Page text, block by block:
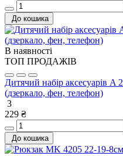
До кошика
В наявності
ТОП ПРОДАЖІВ
Дитячий набір аксесуарів A
(дзеркало, фен, телефон)
3
229 ₴
До кошика